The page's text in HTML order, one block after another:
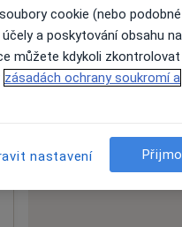
cookie (nebo podobné
a poskytování obsahu na
můžete kdykoli
zásadách ochrany soukromí a
nastavení